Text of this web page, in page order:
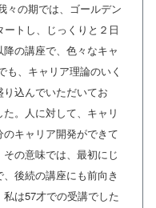
々の期では、ゴールデン
トし、じっくりと２日
の講座で、色々なキャ
も、キャリア理論のいく
込んでいただいてお
。人に対して、キャリ
キャリア開発ができて
の意味では、最初にじ
後続の講座にも前向き
は57才での受講でした